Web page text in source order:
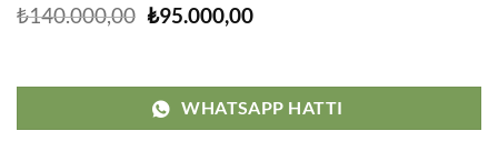
₺140.000,00 Orijinal
₺95.000,00Şu
WHATSAPP HATTI